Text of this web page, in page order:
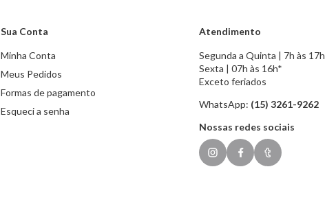
Sua Conta
Minha Conta
Meus Pedidos
Formas de pagamento
Esqueci a senha
Atendimento
Segunda a Quinta | 7h às 17h
Sexta | 07h às 16h*
Exceto feriados
WhatsApp: (15) 3261-9262
Nossas redes sociais